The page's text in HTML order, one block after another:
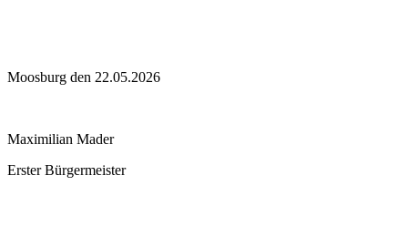
Moosburg den 22.05.2026
Maximilian Mader
Erster Bürgermeister